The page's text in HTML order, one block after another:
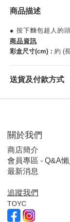
商品描述
● 按下麵包超人的
商品資訊
彩盒尺寸(cm)： 約 (
送貨及付款方式
關於我們
商店簡介
會員專區 - Q&A
最新消息
追蹤我們
TOYC